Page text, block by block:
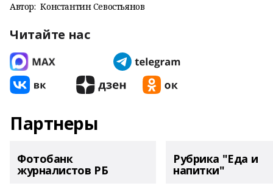
Автор: Константин Севостьянов
Читайте нас
Партнеры
Фотобанк
журналистов РБ
Рубрика "Еда и
напитки"